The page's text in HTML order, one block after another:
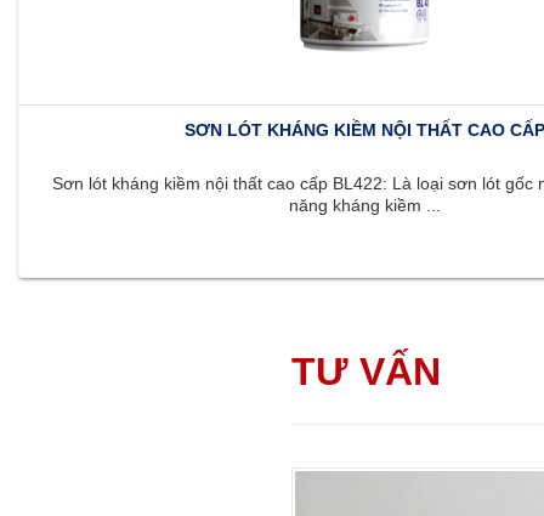
SƠN LÓT KHÁNG KIỀM NỘI THẤT CAO CẤP
Sơn lót kháng kiềm nội thất cao cấp BL422: Là loại sơn lót gốc
năng kháng kiềm ...
TƯ VẤN